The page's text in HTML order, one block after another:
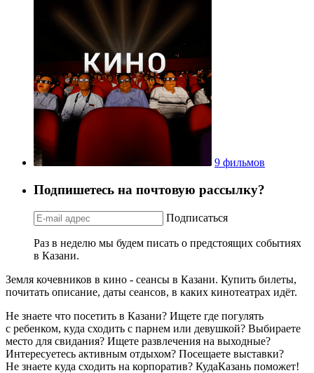
9 фильмов
Подпишетесь на почтовую рассылку?
Подписаться
Раз в неделю мы будем писать о предстоящих событиях
в Казани.
Земля кочевников в кино - сеансы в Казани. Купить билеты,
почитать описание, даты сеансов, в каких кинотеатрах идёт.
Не знаете что посетить в Казани? Ищете где погулять
с ребенком, куда сходить с парнем или девушкой? Выбираете
место для свидания? Ищете развлечения на выходные?
Интересуетесь активным отдыхом? Посещаете выставки?
Не знаете куда сходить на корпоратив? КудаКазань поможет!